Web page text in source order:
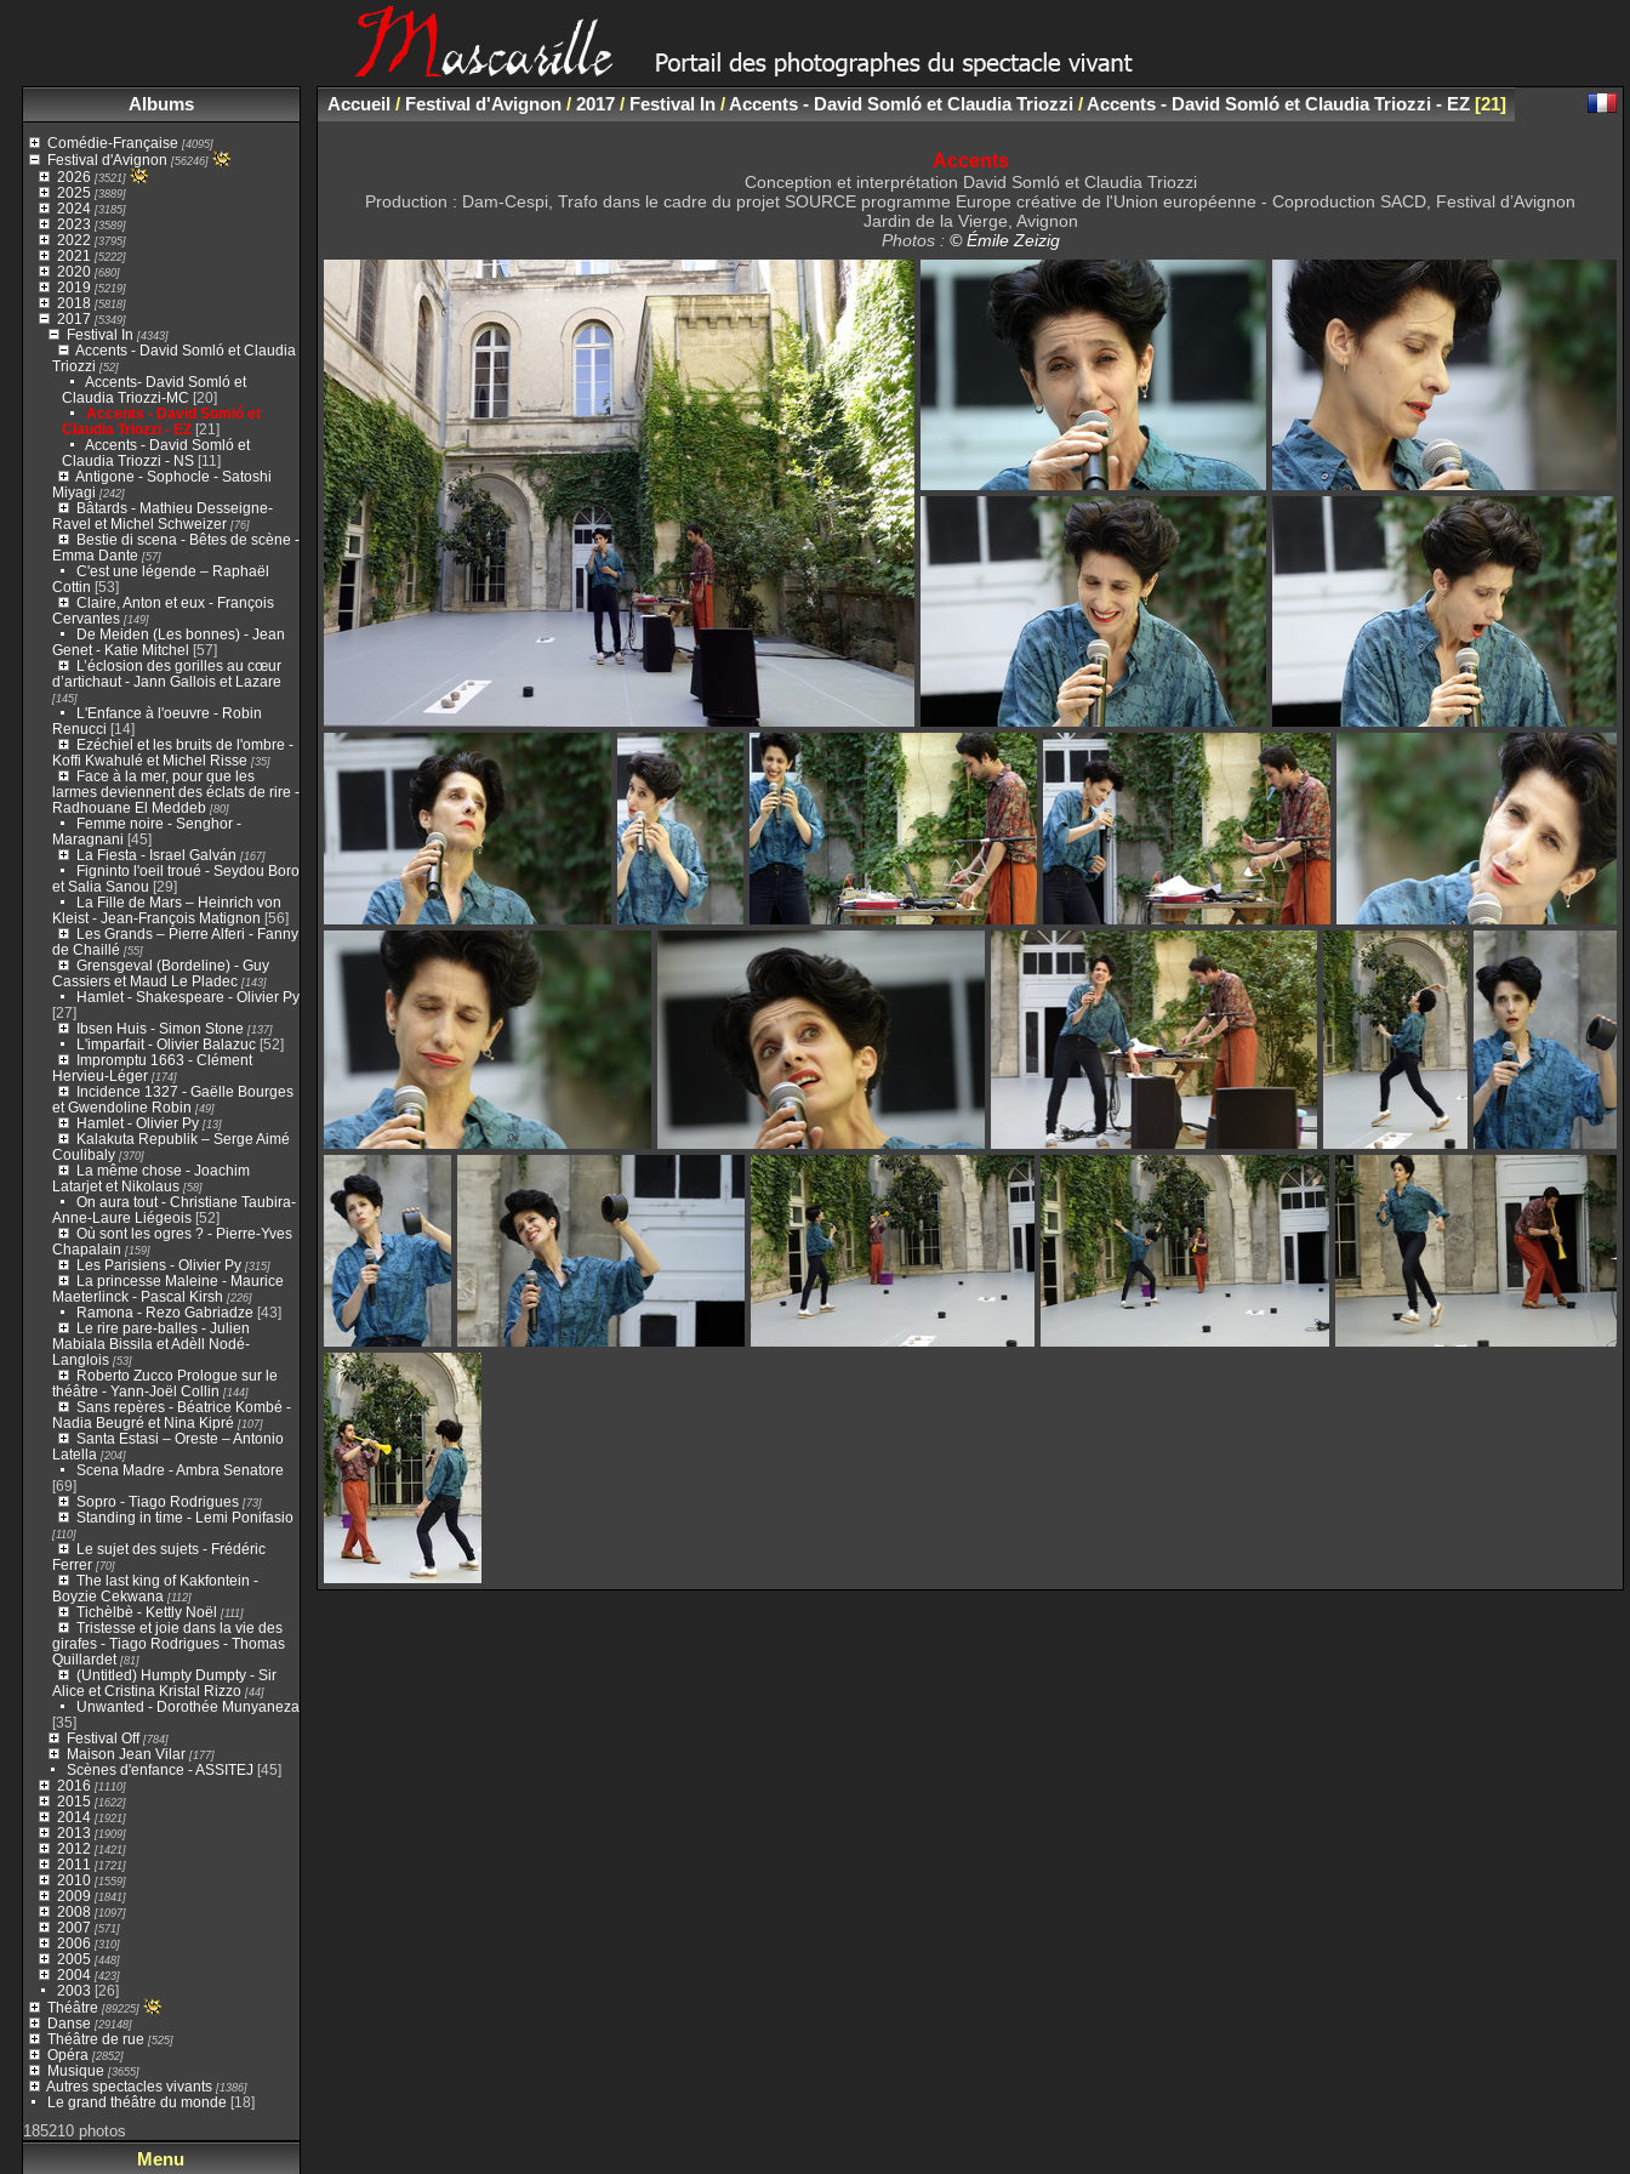
Albums
Comédie-Française [4095]
Festival d'Avignon [56246]
2026 [3521]
2025 [3889]
2024[3185]
2023 [3589]
2022 [3795]
2021 [5222]
2020[680]
2019 [5219]
2018 [5818]
2017 [5349]
Festival In [4343]
Accents - David Somló et Claudia
Triozzi [52]
Accents- David Somló et
Claudia Triozzi-MC [20]
Accents - David Somló et
Claudia Triozzi - EZ[21]
Accents - David Somló et
Claudia Triozzi - NS[11]
Antigone - Sophocle - Satoshi
Miyagi [242]
Bâtards - Mathieu Desseigne-
Ravel et Michel Schweizer[76]
Bestie di scena - Bêtes de scène -
Emma Dante [57]
C'est une légende – Raphaël
Cottin [53]
Claire, Anton et eux - François
Cervantes[149]
De Meiden (Les bonnes) - Jean
Genet - Katie Mitchel [57]
L’éclosion des gorilles au cœur
d’artichaut - Jann Gallois et Lazare
[145]
L'Enfance à l'oeuvre - Robin
Renucci [14]
Ezéchiel et les bruits de l'ombre -
Koffi Kwahulé et Michel Risse [35]
Face à la mer, pour que les
larmes deviennent des éclats de rire -
Radhouane El Meddeb[80]
Femme noire - Senghor -
Maragnani [45]
La Fiesta - Israel Galván [167]
Figninto l'oeil troué - Seydou Boro
et Salia Sanou [29]
La Fille de Mars – Heinrich von
Kleist - Jean-François Matignon [56]
Les Grands – Pierre Alferi - Fanny
de Chaillé [55]
Grensgeval (Bordeline) - Guy
Cassiers et Maud Le Pladec[143]
Hamlet - Shakespeare - Olivier Py
[27]
Ibsen Huis - Simon Stone [137]
L'imparfait - Olivier Balazuc[52]
Impromptu 1663 - Clément
Hervieu-Léger[174]
Incidence 1327 - Gaëlle Bourges
et Gwendoline Robin [49]
Hamlet - Olivier Py[13]
Kalakuta Republik – Serge Aimé
Coulibaly[370]
La même chose - Joachim
Latarjet et Nikolaus[58]
On aura tout - Christiane Taubira-
Anne-Laure Liégeois[52]
Où sont les ogres ? - Pierre-Yves
Chapalain [159]
Les Parisiens - Olivier Py[315]
La princesse Maleine - Maurice
Maeterlinck - Pascal Kirsh [226]
Ramona - Rezo Gabriadze [43]
Le rire pare-balles - Julien
Mabiala Bissila et Adèll Nodé-
Langlois[53]
Roberto Zucco Prologue sur le
théâtre - Yann-Joël Collin [144]
Sans repères - Béatrice Kombé -
Nadia Beugré et Nina Kipré [107]
Santa Estasi – Oreste – Antonio
Latella [204]
Scena Madre - Ambra Senatore
[69]
Sopro - Tiago Rodrigues[73]
Standing in time - Lemi Ponifasio
[110]
Le sujet des sujets - Frédéric
Ferrer[70]
The last king of Kakfontein -
Boyzie Cekwana [112]
Tichèlbè - Kettly Noël [111]
Tristesse et joie dans la vie des
girafes - Tiago Rodrigues - Thomas
Quillardet[81]
(Untitled) Humpty Dumpty - Sir
Alice et Cristina Kristal Rizzo[44]
Unwanted - Dorothée Munyaneza
[35]
Festival Off[784]
Maison Jean Vilar[177]
Scènes d'enfance - ASSITEJ [45]
2016 [1110]
2015 [1622]
2014[1921]
2013 [1909]
2012 [1421]
2011 [1721]
2010[1559]
2009 [1841]
2008 [1097]
2007 [571]
2006 [310]
2005 [448]
2004[423]
2003 [26]
Théâtre [89225]
Danse [29148]
Théâtre de rue [525]
Opéra [2852]
Musique [3655]
Autres spectacles vivants[1386]
Le grand théâtre du monde [18]
185210 photos
Menu
Accueil/ Festival d'Avignon/ 2017/ Festival In/Accents - David Somló et Claudia Triozzi/Accents - David Somló et Claudia Triozzi - EZ 21
Accents
Conception et interprétation David Somló et Claudia Triozzi
Production : Dam-Cespi, Trafo dans le cadre du projet SOURCE programme Europe créative de l'Union européenne - Coproduction SACD, Festival d’Avignon
Jardin de la Vierge, Avignon
Photos : © Émile Zeizig